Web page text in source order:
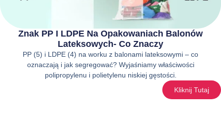
Znak PP I LDPE Na Opakowaniach Balonów
Lateksowych- Co Znaczy
PP (5) i LDPE (4) na worku z balonami lateksowymi – co
oznaczają i jak segregować? Wyjaśniamy właściwości
polipropylenu i polietylenu niskiej gęstości.
Kliknij Tutaj